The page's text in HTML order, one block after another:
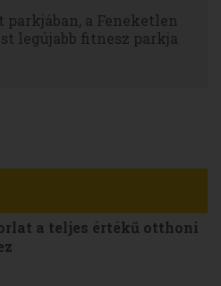
a Feneketlen
legújabb fitnesz parkja
a teljes értékű otthoni